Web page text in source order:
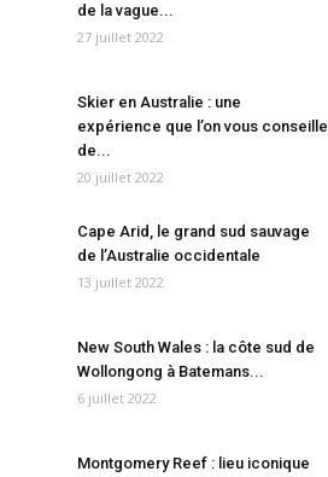
de la vague...
27 juillet 2022
Skier en Australie : une
expérience que l’on vous conseille
de...
20 juillet 2022
Cape Arid, le grand sud sauvage
de l’Australie occidentale
13 juillet 2022
New South Wales : la côte sud de
Wollongong à Batemans...
6 juillet 2022
Montgomery Reef : lieu iconique